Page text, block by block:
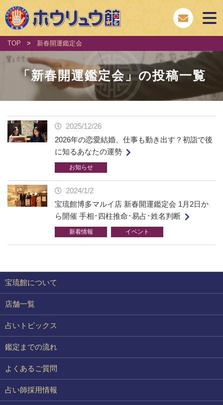
TOP > 新春開運鑑定会
「新春開運鑑定会」の投稿一覧
2025/12/26
2026年の恋愛結婚、仕事も動き出す？初詣で後
に知るあなたの運勢
お知らせ
2024/1/2
宝琉館博多マルイ店 新春開運鑑定会 1月2日か
ら開催 手相･四柱推命･易占･姓名判断
新着情報 イベント
宝琉館について
店舗一覧
占いトピックス
鑑定までの流れ
よくあるご質問
占い師採用情報